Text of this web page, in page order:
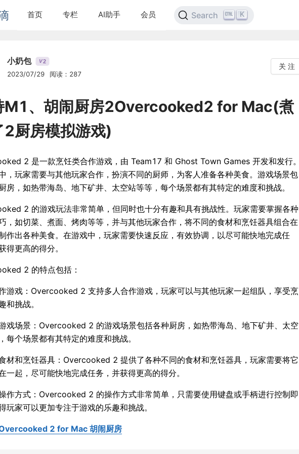
首页 专栏 AI助手 会员 Search K
小奶包 V2
2023/07/29 阅读：287
关 注
M1、胡闹厨房2Overcooked2 for Mac(煮
2厨房模拟游戏)
2 是一款烹饪类合作游戏，由 Team17 和 Ghost Town Games 开发和发行。
，玩家需要与其他玩家合作，扮演不同的厨师，为客人准备各种美食。游戏场景包
房，如热带海岛、地下矿井、太空站等等，每个场景都有其特定的难度和挑战。
2 的游戏玩法非常简单，但同时也十分有趣和具有挑战性。玩家需要掌握各种
，如切菜、煮面、烤肉等等，并与其他玩家合作，将不同的食材和烹饪器具组合在
作出各种美食。在游戏中，玩家需要快速反应，有效协调，以尽可能快地完成任
得更高的得分。
2 的特点包括：
游戏：Overcooked 2 支持多人合作游戏，玩家可以与其他玩家一起组队，享受烹
和挑战。
戏场景：Overcooked 2 的游戏场景包括各种厨房，如热带海岛、地下矿井、太空
每个场景都有其特定的难度和挑战。
材和烹饪器具：Overcooked 2 提供了各种不同的食材和烹饪器具，玩家需要将它
一起，尽可能快地完成任务，并获得更高的得分。
作方式：Overcooked 2 的操作方式非常简单，只需要使用键盘或手柄进行控制即
玩家可以更加专注于游戏的乐趣和挑战。
2 for Mac 胡闹厨房